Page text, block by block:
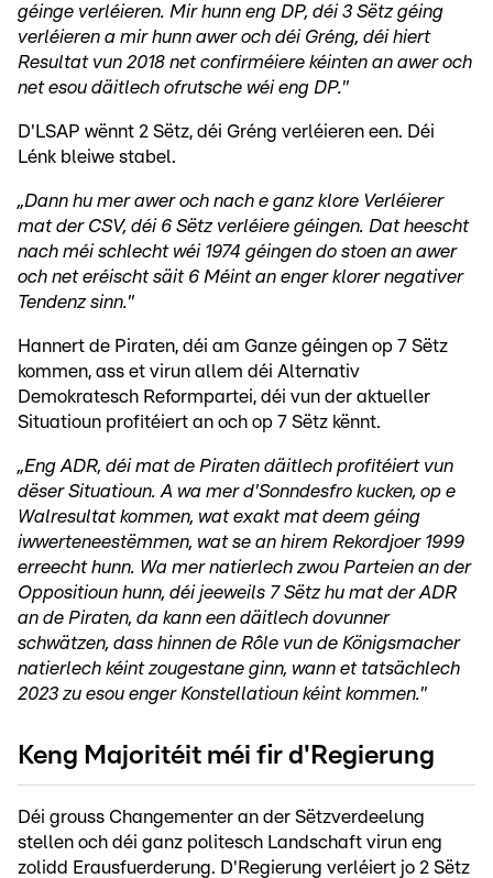
géinge verléieren. Mir hunn eng DP, déi 3 Sëtz géing
verléieren a mir hunn awer och déi Gréng, déi hiert
Resultat vun 2018 net confirméiere kéinten an awer och
net esou däitlech ofrutsche wéi eng DP."
D'LSAP wënnt 2 Sëtz, déi Gréng verléieren een. Déi
Lénk bleiwe stabel.
„Dann hu mer awer och nach e ganz klore Verléierer
mat der CSV, déi 6 Sëtz verléiere géingen. Dat heescht
nach méi schlecht wéi 1974 géingen do stoen an awer
och net eréischt säit 6 Méint an enger klorer negativer
Tendenz sinn."
Hannert de Piraten, déi am Ganze géingen op 7 Sëtz
kommen, ass et virun allem déi Alternativ
Demokratesch Reformpartei, déi vun der aktueller
Situatioun profitéiert an och op 7 Sëtz kënnt.
„Eng ADR, déi mat de Piraten däitlech profitéiert vun
dëser Situatioun. A wa mer d'Sonndesfro kucken, op e
Walresultat kommen, wat exakt mat deem géing
iwwerteneestëmmen, wat se an hirem Rekordjoer 1999
erreecht hunn. Wa mer natierlech zwou Parteien an der
Oppositioun hunn, déi jeeweils 7 Sëtz hu mat der ADR
an de Piraten, da kann een däitlech dovunner
schwätzen, dass hinnen de Rôle vun de Königsmacher
natierlech kéint zougestane ginn, wann et tatsächlech
2023 zu esou enger Konstellatioun kéint kommen."
Keng Majoritéit méi fir d'Regierung
Déi grouss Changementer an der Sëtzverdeelung
stellen och déi ganz politesch Landschaft virun eng
zolidd Erausfuerderung. D'Regierung verléiert jo 2 Sëtz